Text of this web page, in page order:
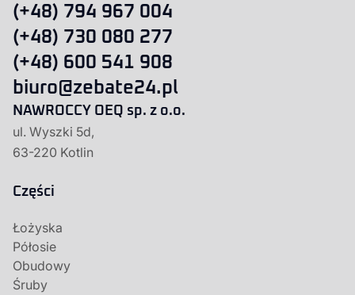
(+48) 794 967 004
(+48) 730 080 277
(+48) 600 541 908
biuro@zebate24.pl
NAWROCCY OEQ sp. z o.o.
ul. Wyszki 5d,
63-220 Kotlin
Części
Łożyska
Półosie
Obudowy
Śruby